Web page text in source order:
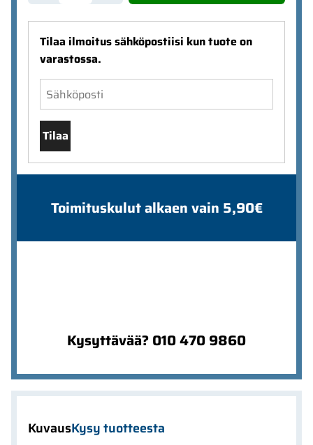
Tilaa ilmoitus sähköpostiisi kun tuote on
varastossa.
Tilaa
Toimituskulut alkaen vain 5,90€
Kysyttävää? 010 470 9860
KuvausKysy tuotteesta